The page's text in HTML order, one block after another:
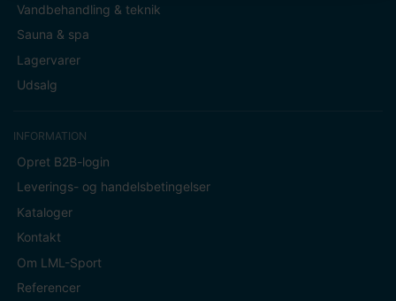
Vandbehandling & teknik
Sauna & spa
Lagervarer
Udsalg
INFORMATION
Opret B2B-login
Leverings- og handelsbetingelser
Kataloger
Kontakt
Om LML-Sport
Referencer